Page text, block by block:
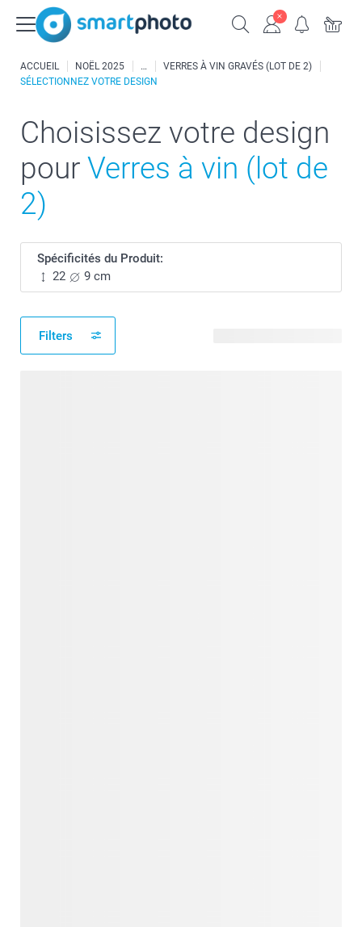
ACCUEIL NOËL 2025
VERRES À VIN GRAVÉS (LOT DE 2)
SÉLECTIONNEZ VOTRE DESIGN
Choisissez votre design
pour Verres à vin (lot de
2)
Spécificités du Produit:
22
9 cm
Filters